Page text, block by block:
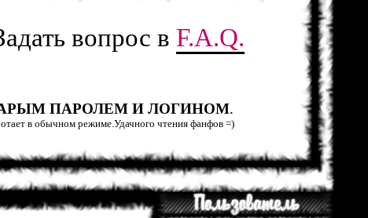
вопрос в F.A.Q.
ПАРОЛЕМ И ЛОГИНОМ.
в обычном режиме.Удачного чтения фанфов =)